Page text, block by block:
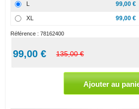
L 99,00 €
XL
99,00 €
Référence : 78162400
99,00 € 135,00 €